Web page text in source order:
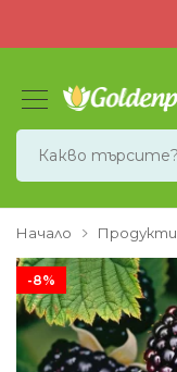
Начало Продукти
-8%